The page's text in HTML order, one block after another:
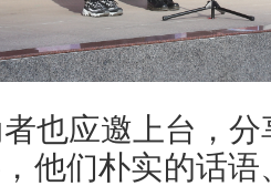
也应邀上台，
他们朴实的话